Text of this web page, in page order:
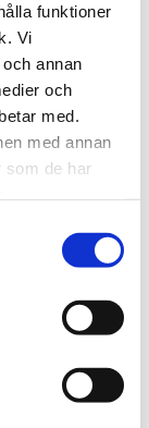
funktioner
Vi
annan
och
med.
med annan
som de har
Lagervara
20251852